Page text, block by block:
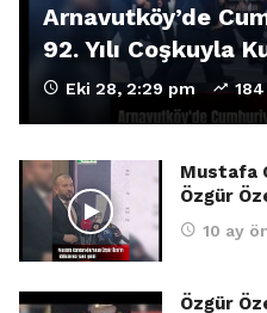
Arnavutköy’de
92. Yılı Coşkuyla
Eki 28, 2:29 pm 184
Mustafa
Özgür
10 ay
Özgür